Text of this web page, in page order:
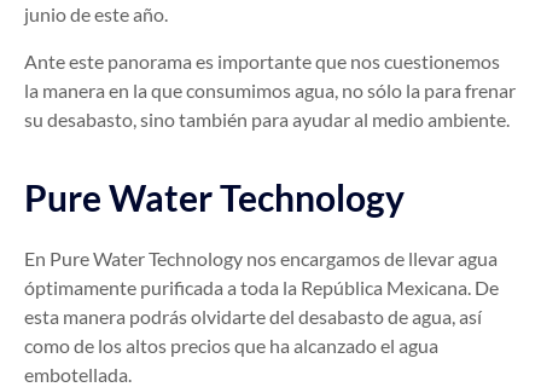
junio de este año.
Ante este panorama es importante que nos cuestionemos
la manera en la que consumimos agua, no sólo la para frenar
su desabasto, sino también para ayudar al medio ambiente.
Pure Water Technology
En Pure Water Technology nos encargamos de llevar agua
óptimamente purificada a toda la República Mexicana. De
esta manera podrás olvidarte del desabasto de agua, así
como de los altos precios que ha alcanzado el agua
embotellada.